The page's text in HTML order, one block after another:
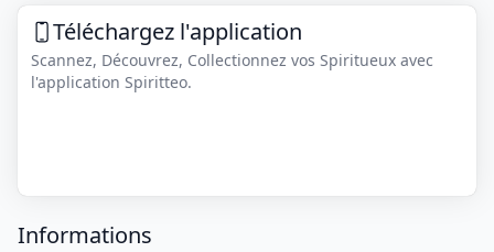
Téléchargez l'application
Scannez, Découvrez, Collectionnez vos Spiritueux avec
l'application Spiritteo.
Informations